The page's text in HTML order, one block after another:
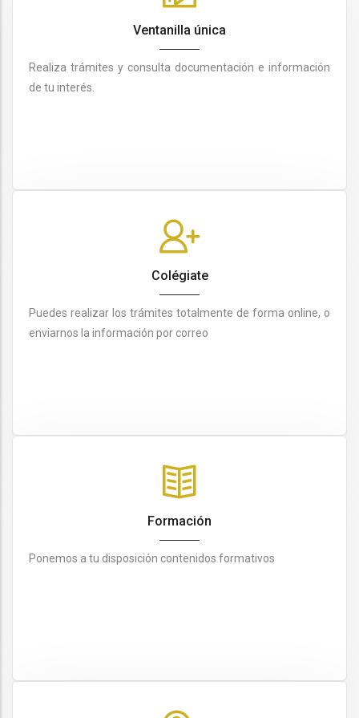
Ventanilla única
Realiza trámites y consulta documentación e información
de tu interés.
Colégiate
Puedes realizar los trámites totalmente de forma online, o
enviarnos la información por correo
Formación
Ponemos a tu disposición contenidos formativos